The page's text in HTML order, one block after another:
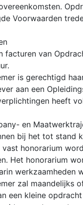
Voorwaarden
facturen van
is gerechtigd
aan een
heeft
en
bij het tot stand
vast honorarium
Het honorarium
werkzaamheden
zal maandelijks
een kleine